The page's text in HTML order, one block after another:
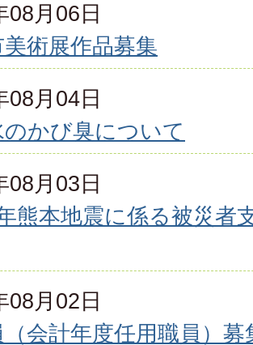
08月06日
術展作品募集
08月04日
のかび臭について
08月03日
熊本地震に係る被災者
08月02日
会計年度任用職員）募